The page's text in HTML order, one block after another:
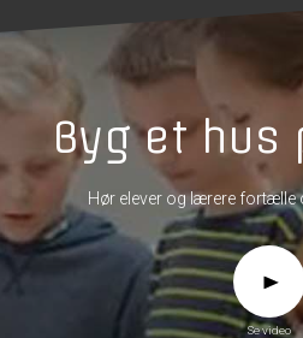
Byg et hus
Hør elever og lærere fortælle
Se video